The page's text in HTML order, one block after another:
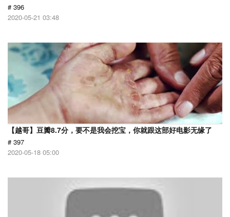
# 396
2020-05-21 03:48
【越哥】豆瓣8.7分，要不是我会挖宝，你就跟这部好电影无缘了
# 397
2020-05-18 05:00